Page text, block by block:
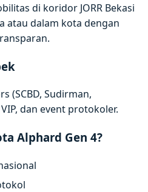
di koridor JORR Bekasi
atau dalam kota dengan
(SCBD, Sudirman,
dan event protokoler.
Alphard Gen 4?